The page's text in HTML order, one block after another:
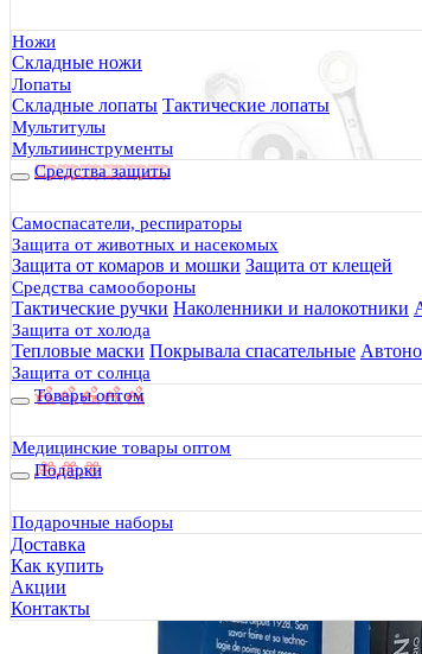
Ножи
Складные ножи
Лопаты
Складные лопаты Тактические лопаты
Мультитулы
Мультиинструменты
Средства защиты
Самоспасатели, респираторы
Защита от животных и насекомых
Защита от комаров и мошки Защита от клещей
Средства самообороны
Тактические ручки Наколенники и налокотники
Защита от холода
Тепловые маски Покрывала спасательные
Защита от солнца
Товары оптом
Медицинские товары оптом
Подарки
Подарочные наборы
Доставка
Как купить
Акции
Контакты